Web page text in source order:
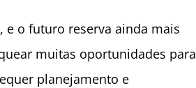
o futuro reserva ainda mais
muitas oportunidades para
planejamento e